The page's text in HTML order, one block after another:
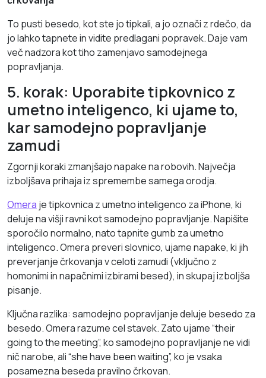
To pusti besedo, kot ste jo tipkali, a jo označi z rdečo, da
jo lahko tapnete in vidite predlagani popravek. Daje vam
več nadzora kot tiho zamenjavo samodejnega
popravljanja.
5. korak: Uporabite tipkovnico z
umetno inteligenco, ki ujame to,
kar samodejno popravljanje
zamudi
Zgornji koraki zmanjšajo napake na robovih. Največja
izboljšava prihaja iz spremembe samega orodja.
Omera je tipkovnica z umetno inteligenco za iPhone, ki
deluje na višji ravni kot samodejno popravljanje. Napišite
sporočilo normalno, nato tapnite gumb za umetno
inteligenco. Omera preveri slovnico, ujame napake, ki jih
preverjanje črkovanja v celoti zamudi (vključno z
homonimi in napačnimi izbirami besed), in skupaj izboljša
pisanje.
Ključna razlika: samodejno popravljanje deluje besedo za
besedo. Omera razume cel stavek. Zato ujame “their
going to the meeting”, ko samodejno popravljanje ne vidi
nič narobe, ali “she have been waiting”, ko je vsaka
posamezna beseda pravilno črkovan.